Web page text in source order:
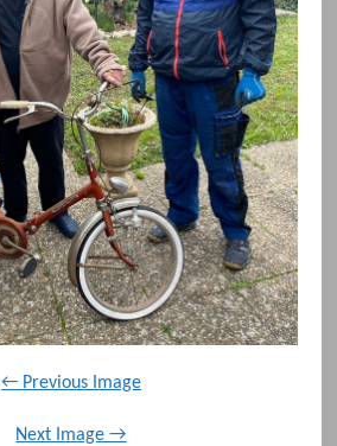
← Previous Image
Next Image →